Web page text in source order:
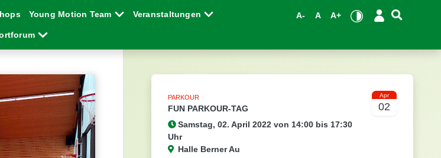
Young Motion Team Veranstaltungen A- A A+
PARKOUR
FUN PARKOUR-TAG
Samstag, 02. April 2022 von 14:00 bis 17:30
Uhr
Halle Berner Au
Apr
02